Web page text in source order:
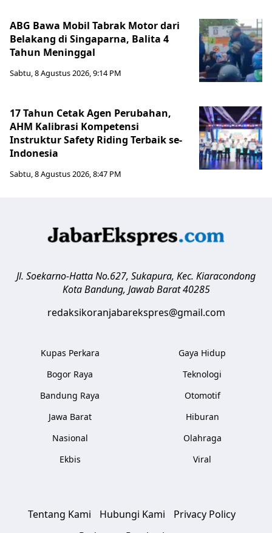
ABG Bawa Mobil Tabrak Motor dari
Belakang di Singaparna, Balita 4
Tahun Meninggal
Sabtu, 8 Agustus 2026, 9:14 PM
17 Tahun Cetak Agen Perubahan,
AHM Kalibrasi Kompetensi
Instruktur Safety Riding Terbaik se-
Indonesia
Sabtu, 8 Agustus 2026, 8:47 PM
Jl. Soekarno-Hatta No.627, Sukapura, Kec. Kiaracondong
Kota Bandung, Jawab Barat 40285
redaksikoranjabarekspres@gmail.com
Kupas Perkara
Bogor Raya
Bandung Raya
Jawa Barat
Nasional
Ekbis
Gaya Hidup
Teknologi
Otomotif
Hiburan
Olahraga
Viral
Tentang Kami Hubungi Kami
Privacy Policy